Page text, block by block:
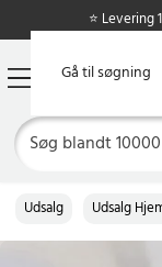
Gå til
Gå til søgning
⭐ Levering
Udsalg Udsalg